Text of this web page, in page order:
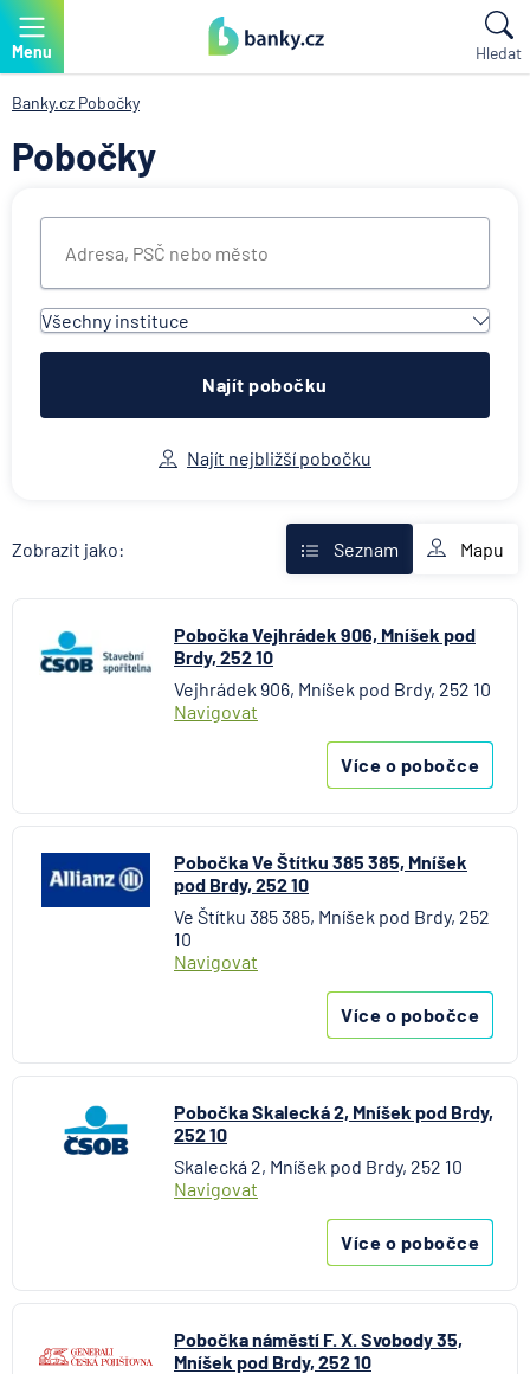
Menu Hledat
Banky.cz Pobočky
Pobočky
Všechny instituce
Všechny instituce
ACE European Group Ltd
Allianz penzijní společnost
Allianz pojišťovna
AXA Assistance
BNP Paribas Cardif Pojišťovna
Česká exportní banka
Česká národní banka
Česká podnikatelská pojišťovna
Česká spořitelna - penzijní společnost
Citibank
COMMERZBANK Aktiengesellschaft
ČSOB Hypoteční banka
ČSOB Penzijní společnost
ČSOB Pojišťovna
Aktiengesellschaft pro ČR
Direct pojišťovna
Fio banka
Generali česká pojišťovna
Generali penzijní společnost
HDI Versicherung AG
HSBC Bank plc - pobočka Praha
ING Bank N. V.
Najít pobočku
Najít nejbližší pobočku
Zobrazit jako: Seznam Mapu
Pobočka Vejhrádek 906, Mníšek pod
Brdy, 252 10
Vejhrádek 906, Mníšek pod Brdy, 252 10
Navigovat
Více o pobočce
Pobočka Ve Štítku 385 385, Mníšek
pod Brdy, 252 10
Ve Štítku 385 385, Mníšek pod Brdy, 252
10
Navigovat
Více o pobočce
Pobočka Skalecká 2, Mníšek pod Brdy,
252 10
Skalecká 2, Mníšek pod Brdy, 252 10
Navigovat
Více o pobočce
Pobočka náměstí F. X. Svobody 35,
Mníšek pod Brdy, 252 10